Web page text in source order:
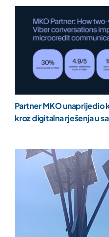
Partner MKO unaprijedio
kroz digitalna rješenja u